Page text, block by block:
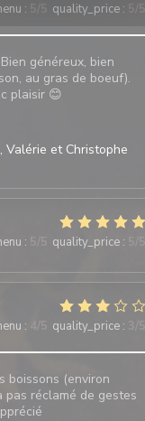
: 5 /5 quality_price : 5 /5
généreux, bien
au gras de boeuf).
plaisir 😊
Valérie et Christophe
: 5 /5 quality_price :
: 4/5 quality_price : 3 /5
boissons (environ
pas réclamé de gestes